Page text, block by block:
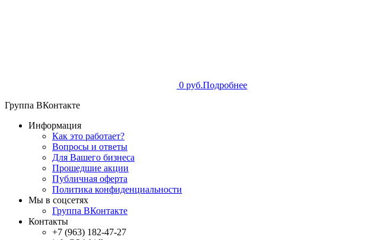
0 руб.Подробнее
Группа ВКонтакте
Информация
Как это работает?
Вопросы и ответы
Для Вашего бизнеса
Прошедшие акции
Публичная оферта
Политика конфиденциальности
Мы в соцсетях
Группа ВКонтакте
Контакты
+7 (963) 182-47-27